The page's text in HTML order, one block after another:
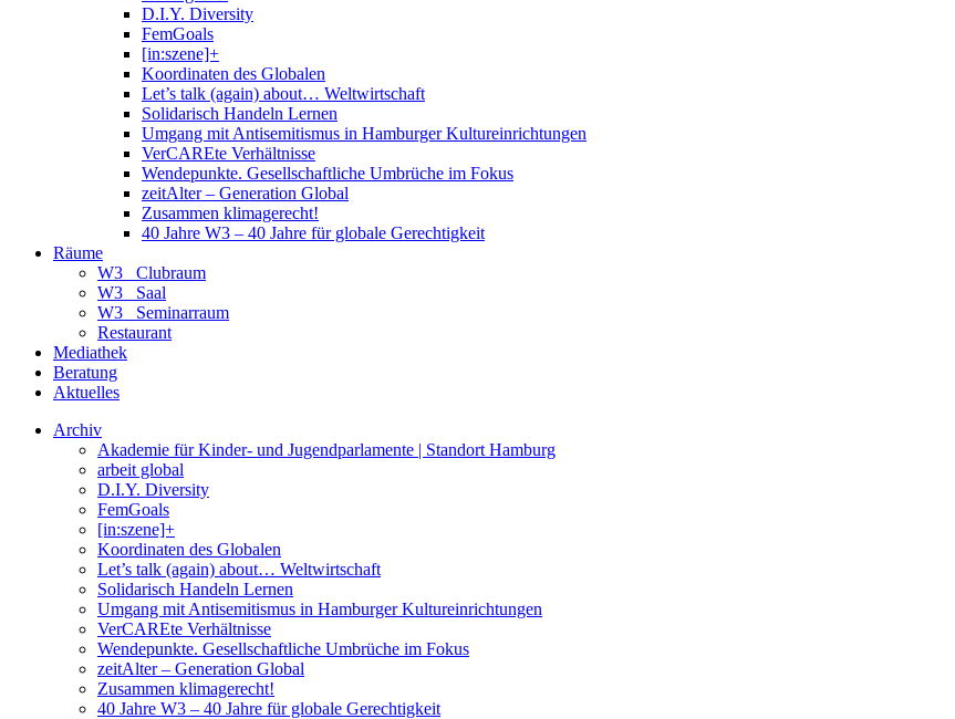
D.I.Y. Diversity
FemGoals
[in:szene]+
Koordinaten des Globalen
Let’s talk (again) about… Weltwirtschaft
Solidarisch Handeln Lernen
Umgang mit Antisemitismus in Hamburger Kultureinrichtungen
VerCAREte Verhältnisse
Wendepunkte. Gesellschaftliche Umbrüche im Fokus
zeitAlter – Generation Global
Zusammen klimagerecht!
40 Jahre W3 – 40 Jahre für globale Gerechtigkeit
Räume
W3_ Clubraum
W3_ Saal
W3_ Seminarraum
Restaurant
Mediathek
Beratung
Aktuelles
Archiv
Akademie für Kinder- und Jugendparlamente | Standort Hamburg
arbeit global
D.I.Y. Diversity
FemGoals
[in:szene]+
Koordinaten des Globalen
Let’s talk (again) about… Weltwirtschaft
Solidarisch Handeln Lernen
Umgang mit Antisemitismus in Hamburger Kultureinrichtungen
VerCAREte Verhältnisse
Wendepunkte. Gesellschaftliche Umbrüche im Fokus
zeitAlter – Generation Global
Zusammen klimagerecht!
40 Jahre W3 – 40 Jahre für globale Gerechtigkeit